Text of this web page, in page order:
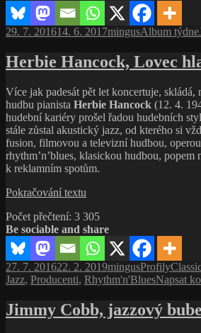
Friendly
Travelers
(Materials
2006)
Publikováno:
29. 7. 201614. 6. 2017Autor:
mingusRubriky:
Album týdne
Herbie Hancock, Lovec
Více jak padesát pět let koncertuje, skládá,
hudbu pianista Herbie Hancock (12. 4.
hudební kariéry prošel řadou hudebních
stále zůstal akustický jazz, od kterého si
fusion, filmovou a televizní hudbou,
rhythm’n’blues, klasickou hudbou, popem
k reklamním spotům.
Pokračování textu
Lovec
hlav
Počet přečtení: 3 305
Be sociable and share
Publikováno:
27. 7. 201622. 2. 2019Autor:
mingusRubriky:
ProfilyŠtítky:
Jazz, Producenti, Rhythm'n'BluesNapsat
Jimmy Cobb, jazzový